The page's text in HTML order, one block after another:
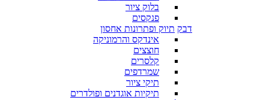
בלוק ציור
פנקסים
דבק תיוק ופתרונות אחסון
אינדקס והרמוניקה
חוצצים
קלסרים
שמרדפים
תיקי ציור
תיקיות אוגדנים ופולדרים